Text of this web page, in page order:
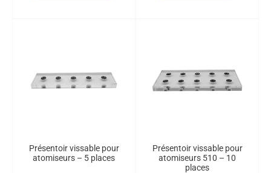
Présentoir vissable pour
atomiseurs – 5 places
Présentoir vissable pour
atomiseurs 510 – 10
places